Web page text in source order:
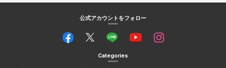
公式アカウントをフォロー
Categories